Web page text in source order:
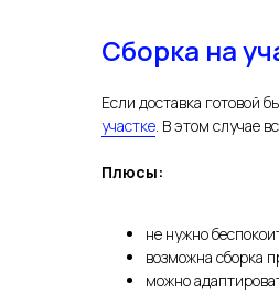
Сборка на
Если доставка готовой
участке . В этом случае
Плюсы:
не нужно
возможна сборка
можно